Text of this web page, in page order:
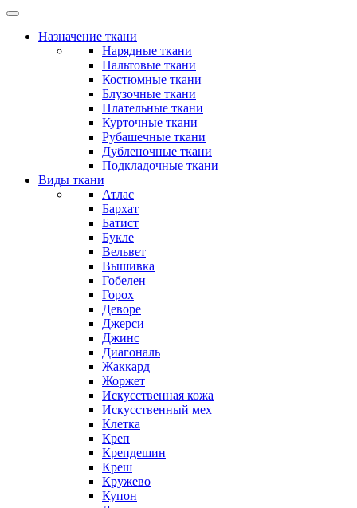
Назначение ткани
Нарядные ткани
Пальтовые ткани
Костюмные ткани
Блузочные ткани
Плательные ткани
Курточные ткани
Рубашечные ткани
Дубленочные ткани
Подкладочные ткани
Виды ткани
Атлас
Бархат
Батист
Букле
Вельвет
Вышивка
Гобелен
Горох
Деворе
Джерси
Джинс
Диагональ
Жаккард
Жоржет
Искусственная кожа
Искусственный мех
Клетка
Креп
Крепдешин
Креш
Кружево
Купон